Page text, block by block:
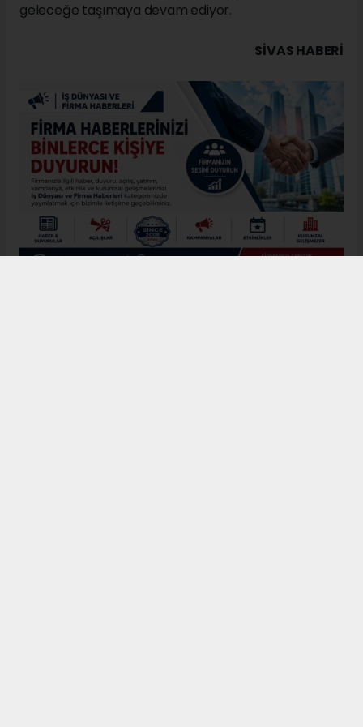
geleceğe taşımaya devam ediyor.
SIVAS HABERİ